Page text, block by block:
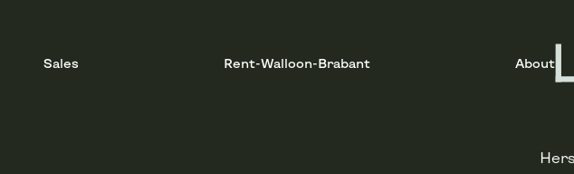
Sales Rent-Walloon-Brabant About